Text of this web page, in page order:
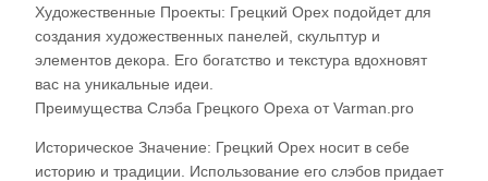
Художественные Проекты: Грецкий Орех подойдет для
создания художественных панелей, скульптур и
элементов декора. Его богатство и текстура вдохновят
вас на уникальные идеи.
Преимущества Слэба Грецкого Ореха от Varman.pro
Историческое Значение: Грецкий Орех носит в себе
историю и традиции. Использование его слэбов придает